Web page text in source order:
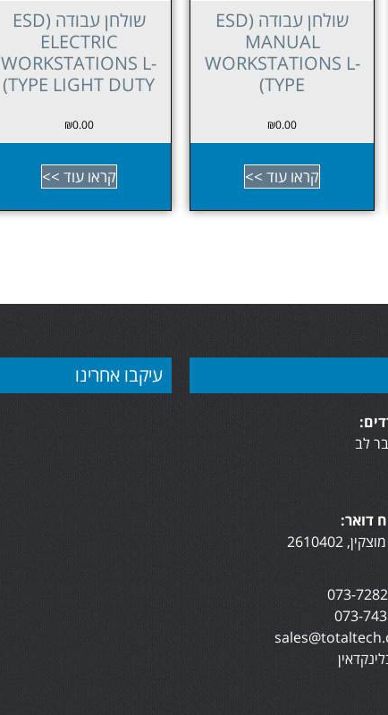
שולחן עבודה (ESD
ELECTRIC
WORKSTATIONS L-
TYPE LIGHT DUTY)
₪0.00
קראו עוד >>
שולחן עבודה (ESD
ELECTRIC
WORKSTATIONS L-
TYPE HEAVY DUTY)
₪0.00
קראו עוד >>
לב
דואר:
עיקבו אחרינו